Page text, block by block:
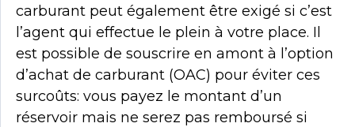
carburant peut également être exigé si c’est
l’agent qui effectue le plein à votre place. Il
est possible de souscrire en amont à l’option
d’achat de carburant (OAC) pour éviter ces
surcoûts: vous payez le montant d’un
réservoir mais ne serez pas remboursé si